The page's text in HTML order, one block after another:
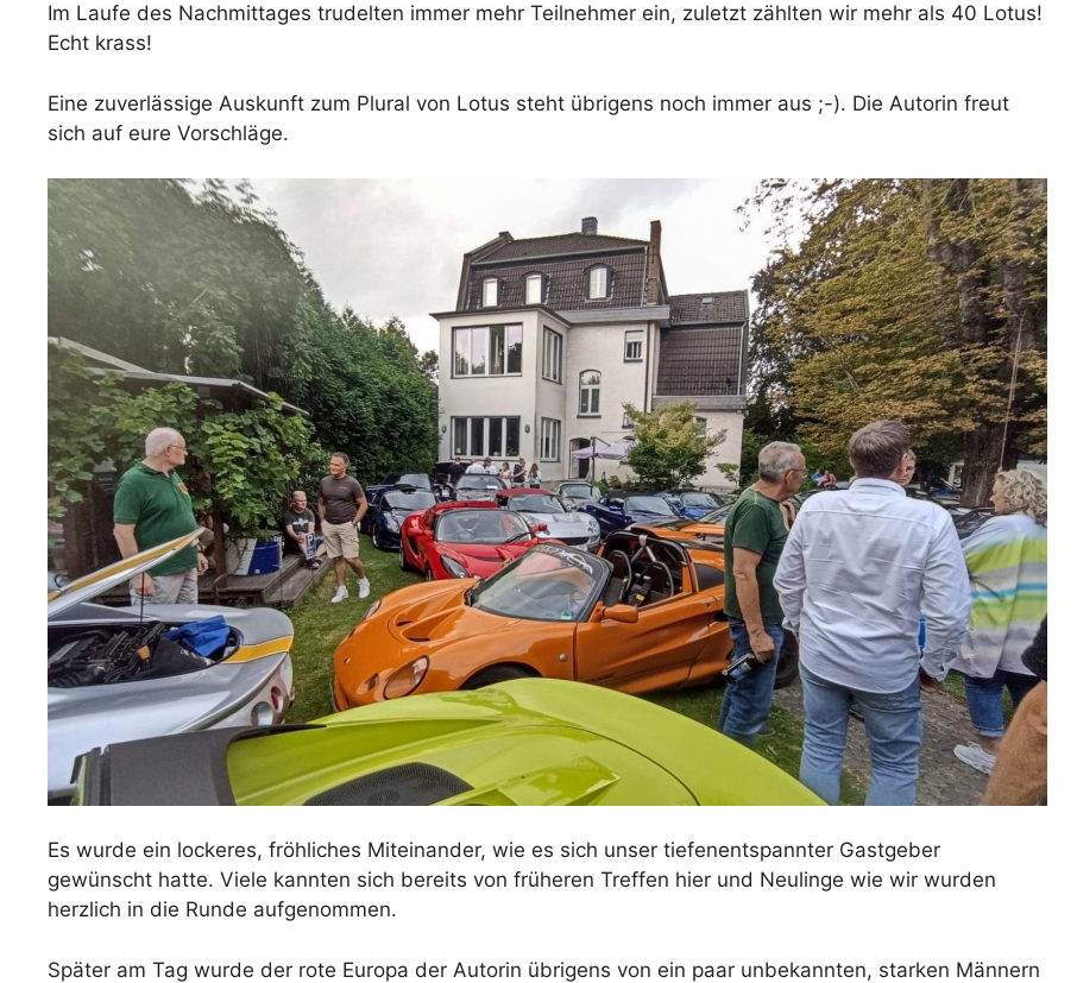
Im Laufe des Nachmittages trudelten immer mehr Teilnehmer ein, zuletzt zählten wir mehr als 40 Lotus!
Echt krass!
Eine zuverlässige Auskunft zum Plural von Lotus steht übrigens noch immer aus ;-). Die Autorin freut
sich auf eure Vorschläge.
Es wurde ein lockeres, fröhliches Miteinander, wie es sich unser tiefenentspannter Gastgeber
gewünscht hatte. Viele kannten sich bereits von früheren Treffen hier und Neulinge wie wir wurden
herzlich in die Runde aufgenommen.
Später am Tag wurde der rote Europa der Autorin übrigens von ein paar unbekannten, starken Männern